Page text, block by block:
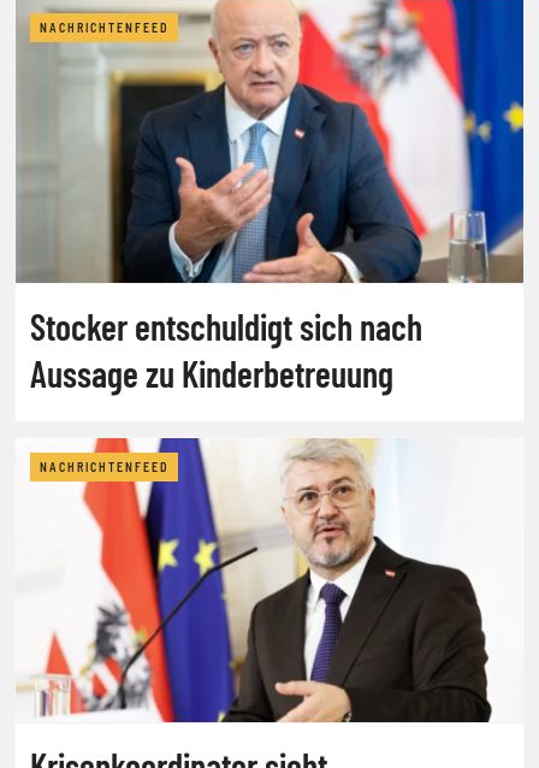
NACHRICHTENFEED
Stocker entschuldigt sich nach
Aussage zu Kinderbetreuung
NACHRICHTENFEED